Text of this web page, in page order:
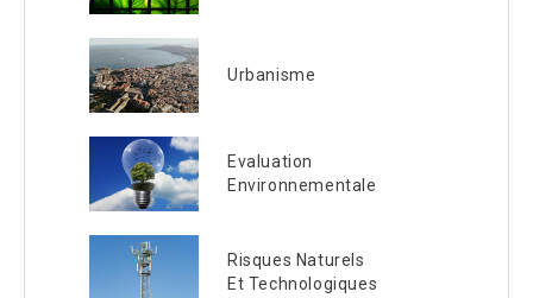
Urbanisme
Evaluation
Environnementale
Risques Naturels
Et Technologiques